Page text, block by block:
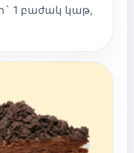
1 բաժակ կաթ,